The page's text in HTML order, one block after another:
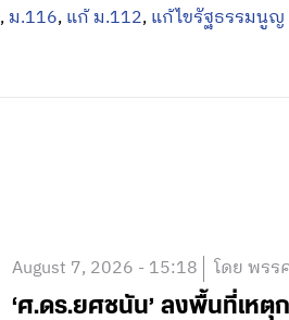
,ม.116,แก้ ม.112,แก้ไขรัฐธรรมนูญ
August 7, 2026 - 15:18 โดย พรร
‘ศ.ดร.ยศชนัน’ ลงพื้นที่เห